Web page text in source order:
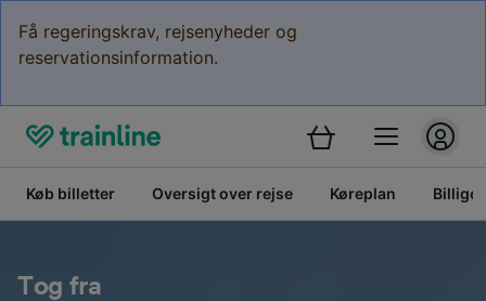
Få regeringskrav, rejsenyheder og
reservationsinformation.
Køb billetter Oversigt over rejse Køreplan Billige
Tog fra